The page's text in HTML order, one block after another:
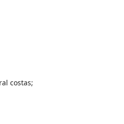
costas;